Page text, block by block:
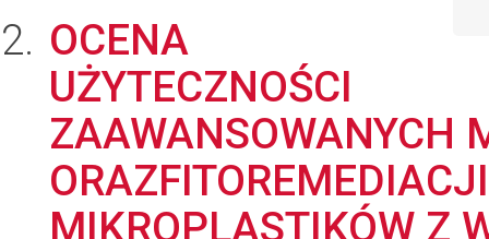
OCENA
UŻYTECZNOŚCI
ZAAWANSOWANYCH
MIKROPLASTIKÓW Z